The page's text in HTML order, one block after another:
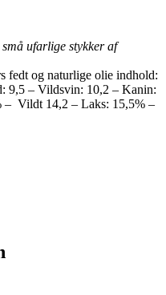
ufarlige stykker af
fedt og naturlige olie indhold:
9,5 – Vildsvin: 10,2 – Kanin:
– Vildt 14,2 – Laks: 15,5% –